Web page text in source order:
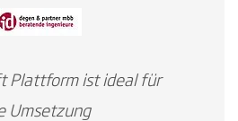
Plattform ist ideal für
Umsetzung